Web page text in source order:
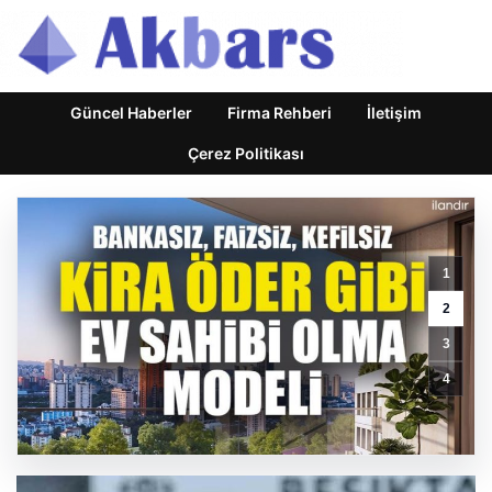
Güncel Haberler Firma Rehberi İletişim
Çerez Politikası
1
2
3
4
Terörsüz
Türkiye
İçin
Kritik
Yasa
Teklifi
Gelecek
Haftaya
Hazırlanıyor